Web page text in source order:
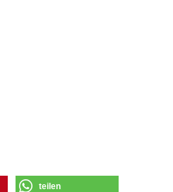
teilen